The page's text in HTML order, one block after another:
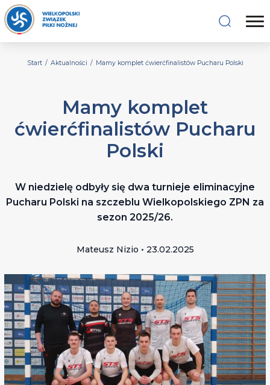
Start / Aktualności / Mamy komplet ćwierćfinalistów Pucharu Polski
Mamy komplet
ćwierćfinalistów Pucharu
Polski
W niedzielę odbyły się dwa turnieje eliminacyjne
Pucharu Polski na szczeblu Wielkopolskiego ZPN za
sezon 2025/26.
Mateusz Nizio • 23.02.2025